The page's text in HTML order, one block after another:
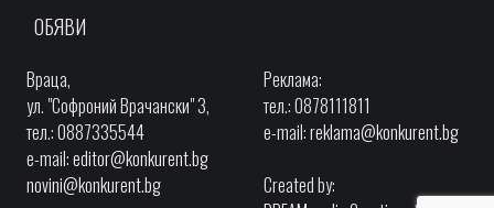
ОБЯВИ
Враца,
ул. "Софроний Врачански" 3,
тел.: 0887335544
e-mail:editor@konkurent.bg
novini@konkurent.bg
Реклама:
тел.: 0878111811
e-mail:reklama@konkurent.bg
Created by: